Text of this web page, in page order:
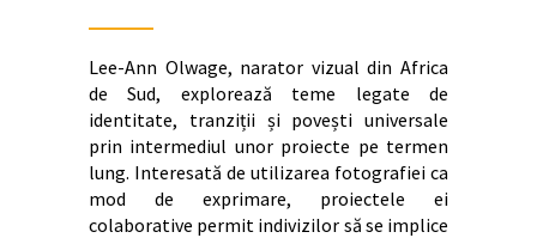
Lee-Ann Olwage, narator vizual din Africa
de Sud, explorează teme legate de
identitate, tranziții și povești universale
prin intermediul unor proiecte pe termen
lung. Interesată de utilizarea fotografiei ca
mod de exprimare, proiectele ei
colaborative permit indivizilor să se implice